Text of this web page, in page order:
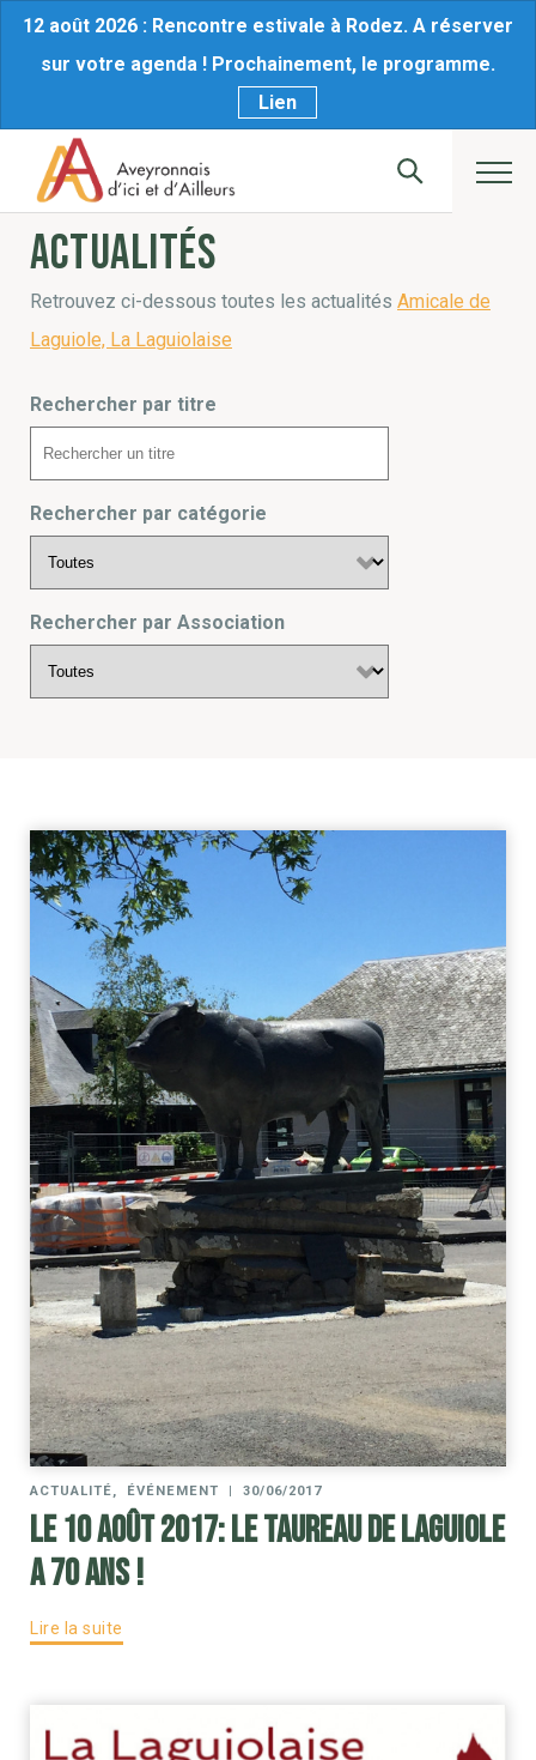
12 août 2026 : Rencontre estivale à Rodez. A réserver
sur votre agenda ! Prochainement, le programme.
Lien
Actualités
Retrouvez ci-dessous toutes les actualités Amicale de
Laguiole, La Laguiolaise
Rechercher par titre
Rechercher par catégorie
Rechercher par Association
ACTUALITÉ, ÉVÉNEMENT | 30/06/2017
Le 10 août 2017: le Taureau de Laguiole
a 70 ans !
Lire la suite